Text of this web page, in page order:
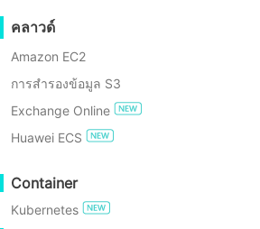
สำรองข้อมูลไปยังคลาวด์
การปฏิบัติตาม GDPR
คลาวด์
Amazon EC2
การสำรองข้อมูล S3
Exchange Online
Huawei ECS
Container
Kubernetes
อย่างมีประสิทธิภาพ ลดต้น
และลดระยะเวลาหยุดทำงาน
รับประกันการเข้าถึงและควา
บริการไอที ภายใต้หลักการพื้
ระบบจัดการการกู้คืนหลังภัย